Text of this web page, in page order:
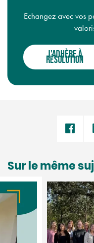
Echangez avec vos
J'ADHÈRE À
RÉSOLUTION
Sur le même